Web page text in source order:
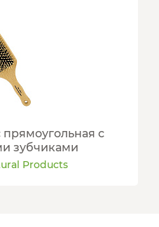
с
зубчиками
Products